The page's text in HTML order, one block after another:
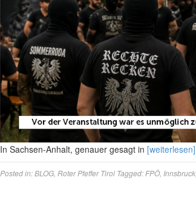
In Sachsen-Anhalt, genauer gesagt in [weiterlesen]
Posted in:BLOG Roter Pfeffer Tirol Tagged: FPÖ, Innsbruck